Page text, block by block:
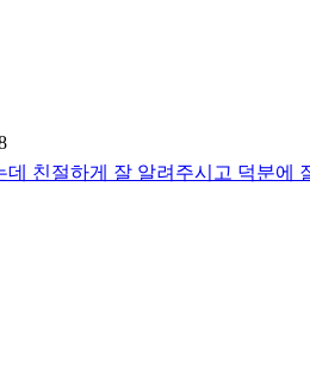
데 친절하게 잘 알려주시고 덕분에